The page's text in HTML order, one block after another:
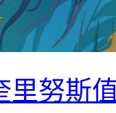
里努斯